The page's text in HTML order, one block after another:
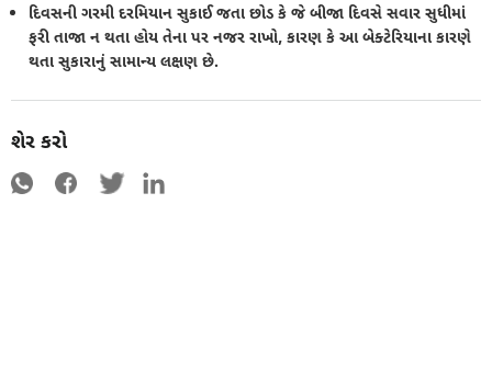
દિવસની ગરમી દરમિયાન સુકાઈ જતા છોડ કે જે બીજા દિવસે સવાર સુધીમાં
ફરી તાજા ન થતા હોય તેના પર નજર રાખો, કારણ કે આ બેક્ટેરિયાના કારણે
થતા સુકારાનું સામાન્ય લક્ષણ છે.
શેર કરો